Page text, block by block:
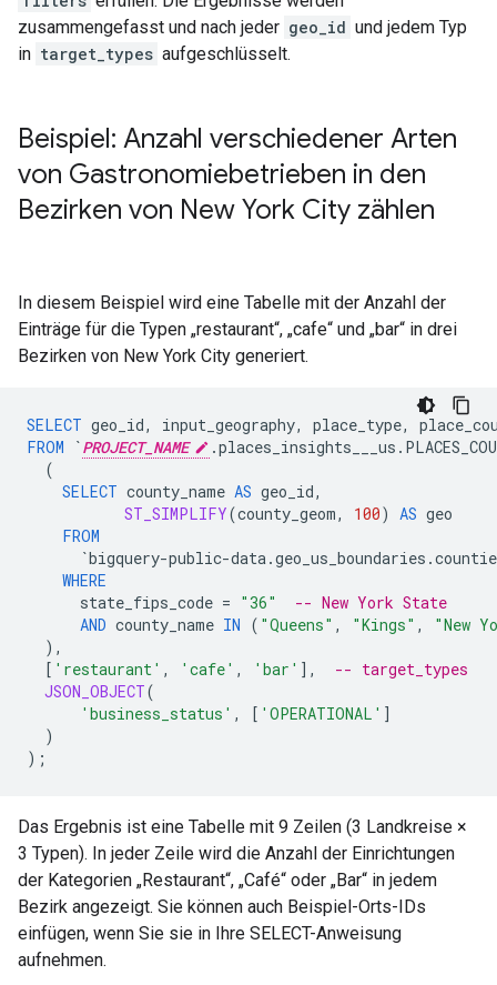
zusammengefasst und nach jeder geo_id und jedem Typ
in target_types aufgeschlüsselt.
Beispiel: Anzahl verschiedener Arten
von Gastronomiebetrieben in den
Bezirken von New York City zählen
In diesem Beispiel wird eine Tabelle mit der Anzahl der
Einträge für die Typen „restaurant“, „cafe“ und „bar“ in drei
Bezirken von New York City generiert.
SELECT geo_id, input_geography, place_type,
FROM
`PROJECT_NAME
(
SELECT county_name AS geo_id,
ST_SIMPLIFY(county_geom, 100) AS geo
FROM
`bigquery-public-
WHERE
state_fips_code = "36"
-- New York State
AND county_name IN ( "Queens" , "Kings" ,
"New
),
[ 'restaurant' , 'cafe' , 'bar' ] ,
-- target_types
JSON_OBJECT(
'business_status' , [ 'OPERATIONAL' ]
)
);
Das Ergebnis ist eine Tabelle mit 9 Zeilen (3 Landkreise ×
3 Typen). In jeder Zeile wird die Anzahl der Einrichtungen
der Kategorien „Restaurant“, „Café“ oder „Bar“ in jedem
Bezirk angezeigt. Sie können auch Beispiel-Orts-IDs
einfügen, wenn Sie sie in Ihre SELECT-Anweisung
aufnehmen.